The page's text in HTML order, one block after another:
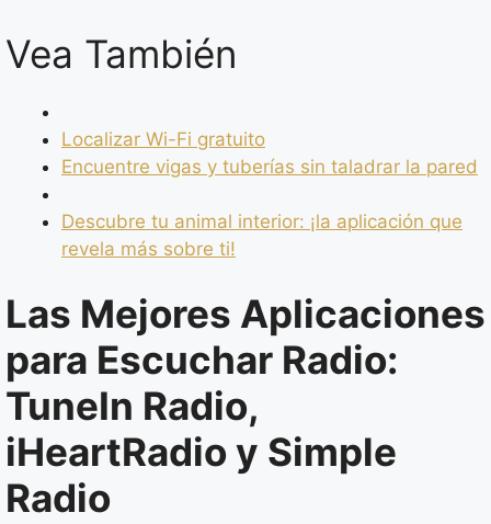
Vea También
Localizar Wi-Fi gratuito
Encuentre vigas y tuberías sin taladrar la pared
Descubre tu animal interior: ¡la aplicación que
revela más sobre ti!
Las Mejores Aplicaciones
para Escuchar Radio:
TuneIn Radio,
iHeartRadio y Simple
Radio